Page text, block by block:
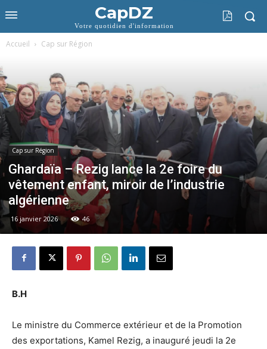
CapDZ
Votre quotidien d'information
Accueil Cap sur Région
Cap sur Région
Ghardaïa – Rezig lance la 2e foire du
vêtement enfant, miroir de l’industrie
algérienne
16 janvier 2026 46
B.H
Le ministre du Commerce extérieur et de la Promotion
des exportations, Kamel Rezig, a inauguré jeudi la 2e